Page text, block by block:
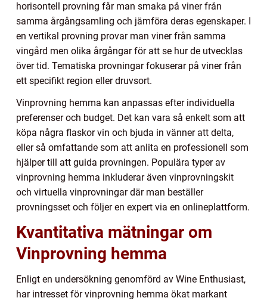
horisontell provning får man smaka på viner från
samma årgångsamling och jämföra deras egenskaper. I
en vertikal provning provar man viner från samma
vingård men olika årgångar för att se hur de utvecklas
över tid. Tematiska provningar fokuserar på viner från
ett specifikt region eller druvsort.
Vinprovning hemma kan anpassas efter individuella
preferenser och budget. Det kan vara så enkelt som att
köpa några flaskor vin och bjuda in vänner att delta,
eller så omfattande som att anlita en professionell som
hjälper till att guida provningen. Populära typer av
vinprovning hemma inkluderar även vinprovningskit
och virtuella vinprovningar där man beställer
provningsset och följer en expert via en onlineplattform.
Kvantitativa mätningar om
Vinprovning hemma
Enligt en undersökning genomförd av Wine Enthusiast,
har intresset för vinprovning hemma ökat markant